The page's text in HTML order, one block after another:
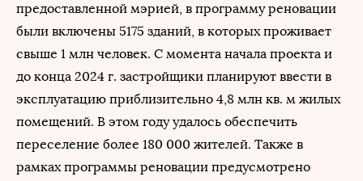
предоставленной мэрией, в программу реновации
были включены 5175 зданий, в которых проживает
свыше 1 млн человек. С момента начала проекта и
до конца 2024 г. застройщики планируют ввести в
эксплуатацию приблизительно 4,8 млн кв. м жилых
помещений. В этом году удалось обеспечить
переселение более 180 000 жителей. Также в
рамках программы реновации предусмотрено